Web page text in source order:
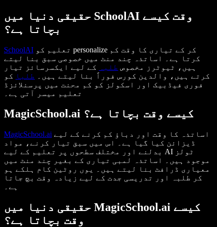
حقیقی دنیا میں SchoolAI وقت کیسے
SchoolAI
کرتا ہے۔ اساتذہ چند منٹ میں خصوصی سبق بنا لیتے
ہیں، ٹیوٹرز مخصوص طلبہ
کے لیے ایکسرسائز تیار
کرتے ہیں، والدین کورس فوراً بنا لیتے ہیں۔
طلبا کو
فوری فیڈبیک اور اسکولز کو کم محنت میں پرسنلائزڈ
تعلیم میسر آتی ہے۔
MagicSchool.ai کیسے وقت بچاتا ہے؟
MagicSchool.ai
ڈیزائن کیا گیا ہے۔ اس میں سبق تیار کرنے، مواد
بدلنے اور مختلف سطحوں پر تعلیم کے لیے AI ٹولز
موجود ہیں۔ اساتذہ لمبی تیاری کے بغیر چند منٹ میں
معیاری ڈرافٹ بنا لیتے ہیں۔ یوں روٹین کام ہلکے ہو
کر طلبہ اور تدریسی جدت کے لیے زیادہ وقت بچ جاتا
ہے۔
حقیقی دنیا میں MagicSchool.ai کیسے